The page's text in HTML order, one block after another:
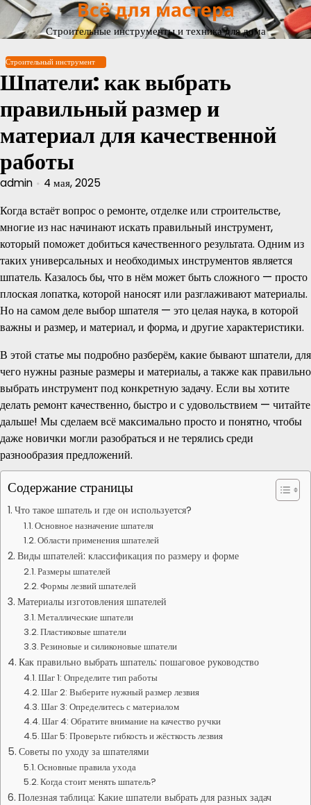
Перейти
содержимому
Всё для мастера
Строительные инструменты и техника для дома
Строительный инструмент
Шпатели: как выбрать
правильный размер и
материал для качественной
работы
admin 4 мая, 2025
Когда встаёт вопрос о ремонте, отделке или строительстве,
многие из нас начинают искать правильный инструмент,
который поможет добиться качественного результата. Одним из
таких универсальных и необходимых инструментов является
шпатель. Казалось бы, что в нём может быть сложного — просто
плоская лопатка, которой наносят или разглаживают материалы.
Но на самом деле выбор шпателя — это целая наука, в которой
важны и размер, и материал, и форма, и другие характеристики.
В этой статье мы подробно разберём, какие бывают шпатели, для
чего нужны разные размеры и материалы, а также как правильно
выбрать инструмент под конкретную задачу. Если вы хотите
делать ремонт качественно, быстро и с удовольствием — читайте
дальше! Мы сделаем всё максимально просто и понятно, чтобы
даже новички могли разобраться и не терялись среди
разнообразия предложений.
Содержание страницы
Что такое шпатель и где он используется?
Основное назначение шпателя
Области применения шпателей
Виды шпателей: классификация по размеру и форме
Размеры шпателей
Формы лезвий шпателей
Материалы изготовления шпателей
Металлические шпатели
Пластиковые шпатели
Резиновые и силиконовые шпатели
Как правильно выбрать шпатель: пошаговое руководство
Шаг 1: Определите тип работы
Шаг 2: Выберите нужный размер лезвия
Шаг 3: Определитесь с материалом
Шаг 4: Обратите внимание на качество ручки
Шаг 5: Проверьте гибкость и жёсткость лезвия
Советы по уходу за шпателями
Основные правила ухода
Когда стоит менять шпатель?
Полезная таблица: Какие шпатели выбрать для разных задач